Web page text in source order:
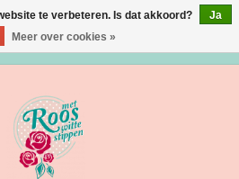
te verbeteren. Is dat akkoord?
Ja
Meer over cookies »